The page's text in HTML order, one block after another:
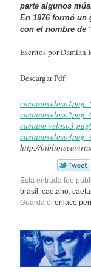
parte algunos
En 1976 formó un
con el nombre de
Escritos por Damian
Descargar Pdf
caetano veloso3-
http://
Esta entrada fue
brasil caetano
Guarda el enlace